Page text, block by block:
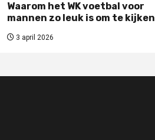
Waarom het WK voetbal voor
mannen zo leuk is om te kijken
3 april 2026